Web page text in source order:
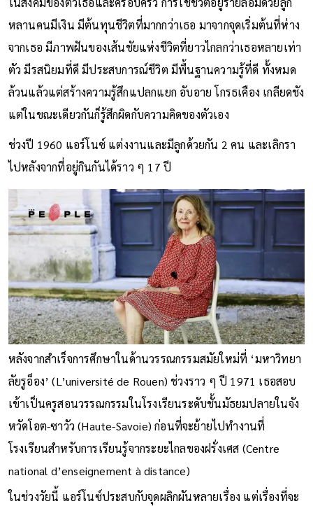
หลานคนมีเงิน มีต้นทุนชีวิตที่มากกว่าเธอ มาจากจุดเริ่มต้นที่ห่าง
จากเธอ มีภาพฝันของเส้นชัยแห่งชีวิตที่ยาวไกลกว่าเธอหลายเท่า
ตัว มีรสนิยมที่ดี มีประสบการณ์ชีวิต มีพื้นฐานความรู้ที่ดี ทั้งหมด
ล้วนแล้วแต่สร้างความรู้สึกแปลกแยก อับอาย โกรธเคือง เกลียดชัง
แต่ในขณะเดียวกันก็รู้สึกผิดกับความคิดของตัวเอง
ช่วงปี 1960 แอร์โนซ์ แต่งงานและมีลูกด้วยกัน 2 คน และเลิกรา
ไปหลังจากที่อยู่กินกันได้ราว ๆ 17 ปี
หลังจากสำเร็จการศึกษาในด้านวรรณกรรมสมัยใหม่ที่ ‘มหาวิทยา
ลัยรูอ็อง’ (L’université de Rouen) ช่วงราว ๆ ปี 1971 เธอสอบ
เข้าเป็นครูสอนวรรณกรรมในโรงเรียนระดับชั้นมัธยมปลายในจัง
หวัดโอต-ซาวัว (Haute-Savoie) ก่อนที่จะย้ายไปทำงานที่
โรงเรียนสำหรับการเรียนรู้จากระยะไกลของฝรั่งเศส (Centre
national d’enseignement à distance)
ในช่วงวัยนี้ แอร์โนซ์ประสบกับจุดผลิกผันหลายเรื่อง แต่เรื่องที่จะ